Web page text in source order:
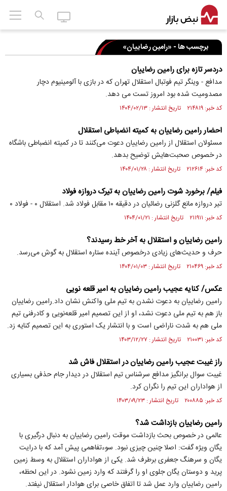
برچسب ها - «رامین رضاییان»
دردسر تازه برای رامین رضاییان
مدافع - وینگر تیم فوتبال استقلال تهران که در بازی با آلومینیوم دچار
مصدومیت شده بود امروز تست می دهد.
کد خبر: ۲۱۴۸۱۹ تاریخ انتشار : ۱۴۰۴/۰۲/۱۳
احضار رامین رضاییان به کمیته انضباطی استقلال
مسئولان استقلال از رامین رضاییان دعوت می‌کنند تا در کمیته انضباطی باشگاه
در خصوص صحبت‌هایش توضیح بدهد.
کد خبر: ۲۱۲۶۱۴ تاریخ انتشار : ۱۴۰۴/۰۱/۲۸
فیلم/ برخورد شوت رامین رضاییان به تیرک دروازه فولاد
تیر دروازه مانع گلزنی رضائیان در دقیقه ۱۰ مقابل فولاد شد. استقلال ۰ - فولاد ۰
کد خبر: ۲۱۱۹۱۱ تاریخ انتشار : ۱۴۰۴/۰۱/۲۱
رامین رضاییان و استقلال به آخر خط رسیدند؟
حرف و حدیث‌های زیادی درخصوص آینده ستاره استقلال به گوش می‌رسد.
کد خبر: ۲۱۰۴۶۹ تاریخ انتشار : ۱۴۰۴/۰۱/۰۳
عکس/ کنایه عجیب رامین رضاییان به امیر قلعه نویی
رامین رضاییان به دعوت نشدن به تیم ملی واکنش نشان داد.رامین رضاییان
باز هم به تیم ملی دعوت نشد، او از این تصمیم امیر قلعه‌نویی و کادرفنی تیم
ملی هم به شدت ناراضی است و با انتشار یک استوری به این تصمیم کنایه زد.
کد خبر: ۲۱۰۰۳۱ تاریخ انتشار : ۱۴۰۳/۱۲/۲۷
راز غیبت عجیب رامین رضاییان در استقلال فاش شد
غیبت سوال برانگیز مدافع سرشناس تیم استقلال در دیدار جام حذفی بسیاری
از هواداران این تیم را نگران کرد.
کد خبر: ۲۰۰۸۸۵ تاریخ انتشار : ۱۴۰۳/۰۹/۲۳
رامین رضاییان بازداشت شد؟
عالمی در خصوص بحث بازداشت موقت رامین رضاییان به دنبال درگیری با
یگان ویژه گفت: اصلا چنین چیزی نبود. سوء‌تفاهمی پیش آمد که با درایت
یگان و سرهنگ جعفری برطرف شد. یکی از هواداران استقلال به وسط زمین
پرید و دوستان یگان جلوی او را گرفتند که وارد زمین نشود. در این لحظه،
رامین رضاییان وارد عمل شد تا اتفاق خاصی برای هوادار استقلال نیفتد.